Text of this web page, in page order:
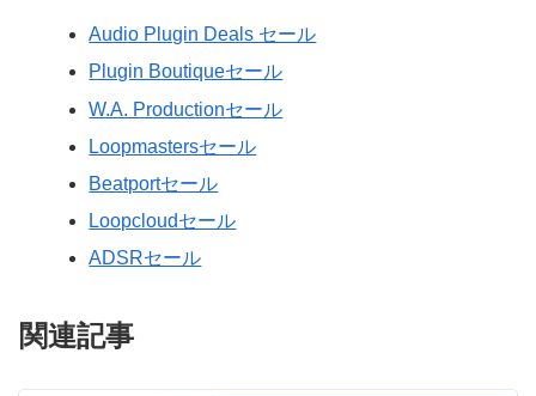
Audio Plugin Deals セール
Plugin Boutiqueセール
W.A. Productionセール
Loopmastersセール
Beatportセール
Loopcloudセール
ADSRセール
関連記事